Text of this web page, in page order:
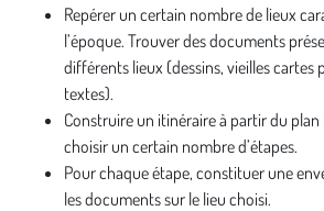
Repérer un certain nombre de lieux
l’époque. Trouver des documents
différents lieux (dessins, vieilles cartes
textes).
Construire un itinéraire à partir du
choisir un certain nombre d’étapes.
Pour chaque étape, constituer une
les documents sur le lieu choisi.